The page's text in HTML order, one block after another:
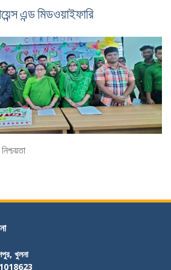
এন্ড মিডওয়াইফারি
খুলনা